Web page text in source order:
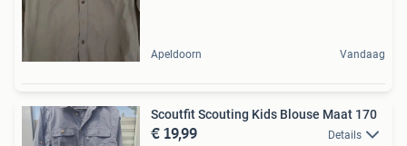
Apeldoorn Vandaag
Scoutfit Scouting Kids Blouse Maat 170
€ 19,99 Details